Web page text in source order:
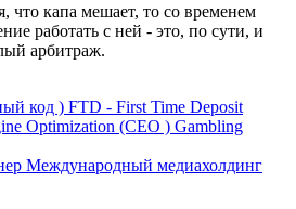
что капа мешает, то со временем
работать с ней - это, по сути, и
арбитраж.
код ) FTD - First Time Deposit
Optimization (СЕО ) Gambling